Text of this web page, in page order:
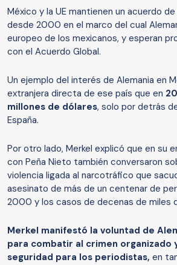
México y la UE mantienen un acuerdo
desde 2000 en el marco del cual
europeo de los mexicanos, y esperan
con el Acuerdo Global.
Un ejemplo del interés de Alemania en
extranjera directa de ese país que en
millones de dólares, solo por detrás
España.
Por otro lado, Merkel explicó que en su
con Peña Nieto también conversaron
violencia ligada al narcotráfico que
asesinato de más de un centenar de
2000 y los casos de decenas de miles
Merkel manifestó la voluntad de
para combatir al crimen organizado
seguridad para los periodistas, en